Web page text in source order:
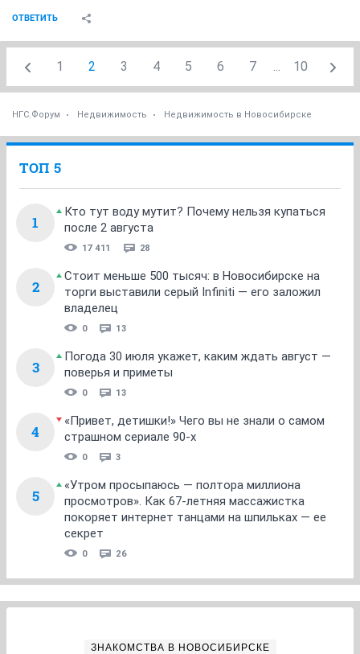
ОТВЕТИТЬ
1 2 3 4 5 6 7 ... 10
НГС.Форум Недвижимость Недвижимость в Новосибирске
ТОП 5
1
Кто тут воду мутит? Почему нельзя купаться
после 2 августа
17 411 28
2
Стоит меньше 500 тысяч: в Новосибирске на
торги выставили серый Infiniti — его заложил
владелец
0 13
3
Погода 30 июля укажет, каким ждать август —
поверья и приметы
0 13
4
«Привет, детишки!» Чего вы не знали о самом
страшном сериале 90-х
0 3
5
«Утром просыпаюсь — полтора миллиона
просмотров». Как 67-летняя массажистка
покоряет интернет танцами на шпильках — ее
секрет
0 26
ЗНАКОМСТВА В НОВОСИБИРСКЕ